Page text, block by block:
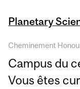
Planetary
Cheminement
Campus du
Vous êtes